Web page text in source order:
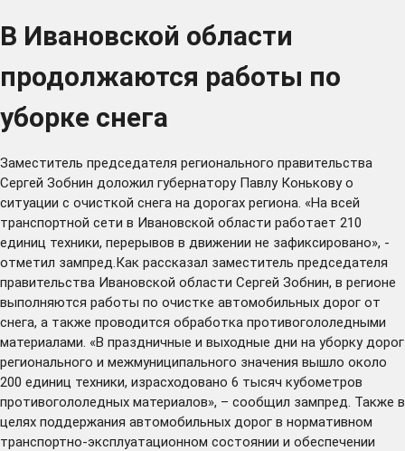
В Ивановской области
продолжаются работы по
уборке снега
Заместитель председателя регионального правительства
Сергей Зобнин доложил губернатору Павлу Конькову о
ситуации с очисткой снега на дорогах региона. «На всей
транспортной сети в Ивановской области работает 210
единиц техники, перерывов в движении не зафиксировано», -
отметил зампред.Как рассказал заместитель председателя
правительства Ивановской области Сергей Зобнин, в регионе
выполняются работы по очистке автомобильных дорог от
снега, а также проводится обработка противогололедными
материалами. «В праздничные и выходные дни на уборку дорог
регионального и межмуниципального значения вышло около
200 единиц техники, израсходовано 6 тысяч кубометров
противогололедных материалов», – сообщил зампред. Также в
целях поддержания автомобильных дорог в нормативном
транспортно-эксплуатационном состоянии и обеспечении